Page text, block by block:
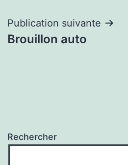
Publication suivante
Brouillon auto
Rechercher